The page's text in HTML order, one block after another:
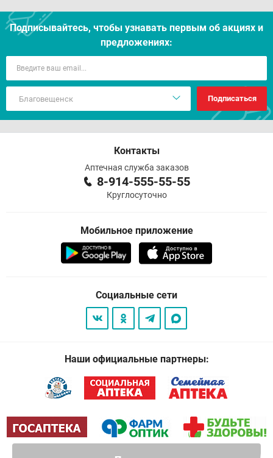
Подписывайтесь, чтобы узнавать первым об акцияx и
предложениях:
Подписаться
Контакты
Аптечная служба заказов
8-914-555-55-55
Круглосуточно
Мобильное приложение
Социальные сети
Наши официальные партнеры: